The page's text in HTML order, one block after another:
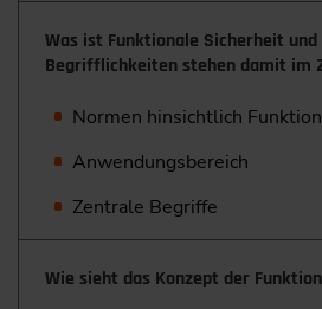
Was ist Funktionale Sicherheit und
Begrifflichkeiten stehen damit im
Normen hinsichtlich
Anwendungsbereich
Zentrale Begriffe
Wie sieht das Konzept der